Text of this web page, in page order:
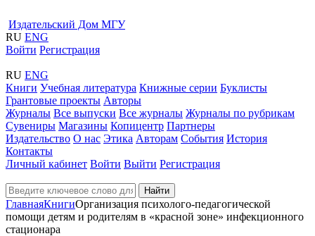
Издательский Дом МГУ
RU ENG
Войти Регистрация
RU ENG
Книги Учебная литература Книжные серии Буклисты
Грантовые проекты Авторы
Журналы Все выпуски Все журналы Журналы по рубрикам
Сувениры Магазины Копицентр Партнеры
Издательство О нас Этика Авторам События История
Контакты
Личный кабинет Войти Выйти Регистрация
Найти
ГлавнаяКнигиОрганизация психолого-педагогической
помощи детям и родителям в «красной зоне» инфекционного
стационара